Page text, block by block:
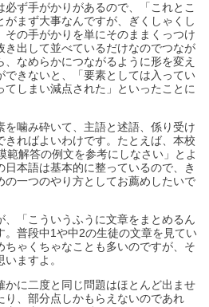
ず手がかりがあるので、「これとこ
まず大事なんですが、ぎくしゃくし
その手がかりを単にそのままくっつけ
き出して並べているだけなのでつなが
なめらかにつながるように形を変え
できないと、「要素としては入ってい
しまい減点された」といったことに
を噛み砕いて、主語と述語、係り受け
きればよいわけです。たとえば、本校
範解答の例文を参考にしなさい」とよ
日本語は基本的に整っているので、き
の一つのやり方としてお薦めしたいで
、「こういうふうに文章をまとめるん
。普段中1や中2の生徒の文章を見てい
ちゃくちゃなことも多いのですが、そ
ますよ。
に二度と同じ問題はほとんど出ませ
り、部分点しかもらえないのであれ